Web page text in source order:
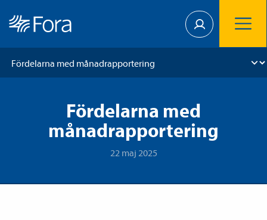
Fördelarna med
månadrapportering
22 maj 2025